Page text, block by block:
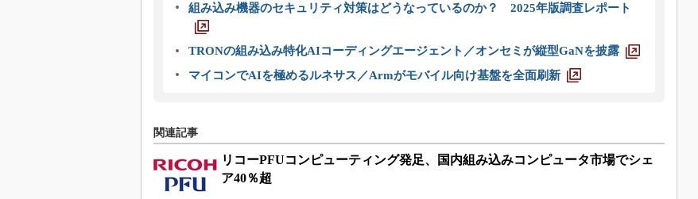
組み込み機器のセキュリティ対策はどうなっているのか？ 2025年版調査レポート
TRONの組み込み特化AIコーディングエージェント／オンセミが縦型GaNを披露
マイコンでAIを極めるルネサス／Armがモバイル向け基盤を全面刷新
関連記事
リコーPFUコンピューティング発足、国内組み込みコンピュータ市場でシェ
ア40％超